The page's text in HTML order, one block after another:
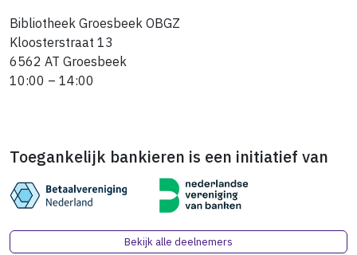
Bibliotheek Groesbeek OBGZ
Kloosterstraat 13
6562 AT Groesbeek
10:00 – 14:00
Toegankelijk bankieren is een initiatief van
Bekijk alle deelnemers